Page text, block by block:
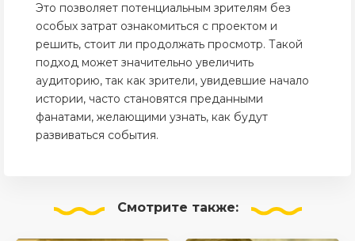
Это позволяет потенциальным зрителям без
особых затрат ознакомиться с проектом и
решить, стоит ли продолжать просмотр. Такой
подход может значительно увеличить
аудиторию, так как зрители, увидевшие начало
истории, часто становятся преданными
фанатами, желающими узнать, как будут
развиваться события.
Смотрите также: